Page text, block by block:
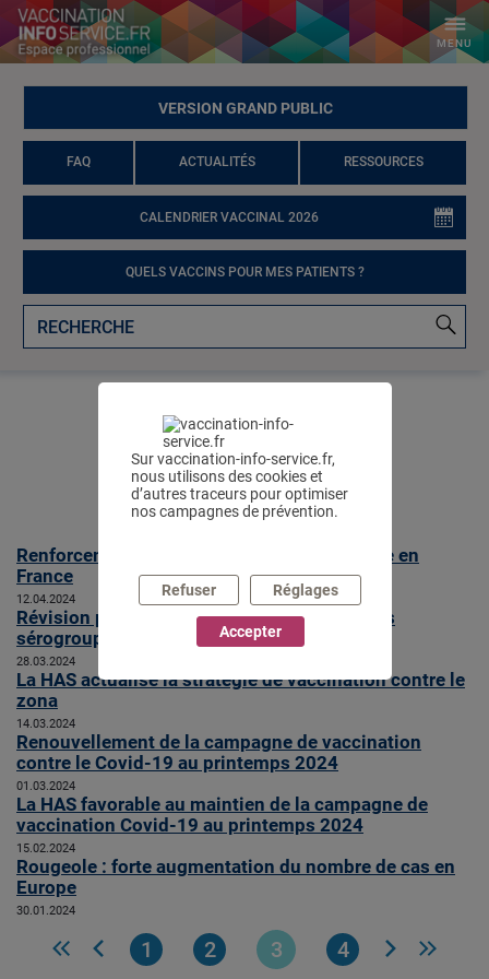
MENU
VERSION GRAND PUBLIC
FAQ ACTUALITÉS RESSOURCES
QUELS VACCINS POUR MES PATIENTS ?
CALENDRIER VACCINAL 2026
TOUTES LES ACTUALITÉS
2024
Renforcement de la vigilance sur la rougeole en
France
12.04.2024
Révision par la HAS de la stratégie contre les
sérogroupes ACWY et B
28.03.2024
La HAS actualise la stratégie de vaccination contre le
zona
14.03.2024
Renouvellement de la campagne de vaccination
contre le Covid-19 au printemps 2024
01.03.2024
La HAS favorable au maintien de la campagne de
vaccination Covid-19 au printemps 2024
15.02.2024
Rougeole : forte augmentation du nombre de cas en
Europe
30.01.2024
1 2 3 4
Sur vaccination-info-service.fr,
nous utilisons des cookies et
d’autres traceurs pour optimiser
nos campagnes de prévention.
Refuser Réglages
Accepter